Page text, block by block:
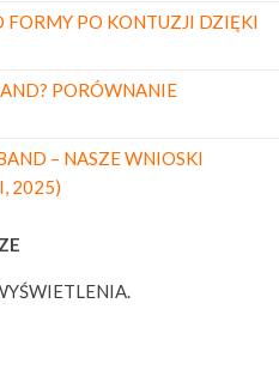
FORMY PO KONTUZJI DZIĘKI
PORÓWNANIE
– NASZE WNIOSKI
2025)